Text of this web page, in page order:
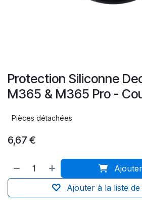
Protection Siliconne
M365 & M365 Pro -
Pièces détachées
6,67 €
Ajouter à la liste